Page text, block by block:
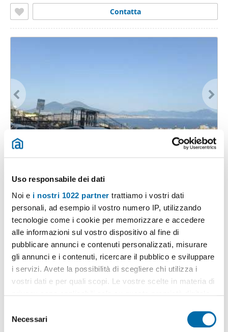
Uso responsabile dei dati
Noi e i nostri 1022 partner trattiamo i vostri dati
personali, ad esempio il vostro numero IP, utilizzando
tecnologie come i cookie per memorizzare e accedere
alle informazioni sul vostro dispositivo al fine di
pubblicare annunci e contenuti personalizzati, misurare
gli annunci e i contenuti, ricercare il pubblico e sviluppare
i servizi. Avete la possibilità di scegliere chi utilizza i
vostri dati e per quali scopi. Le vostre scelte in materia di
modificare o revocare il proprio consenso in qualsiasi
momento dalla Dichiarazione sui cookie o facendo clic
Necessari
Contatta
1/17
1.100€
45m 2 Loc 2 Bagni
Via Filippo Palizzi, Arenella, Vomero,Napoli
Contatta